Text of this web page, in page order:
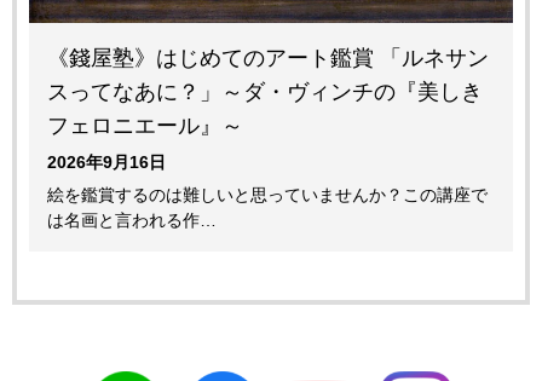
《錢屋塾》はじめてのアート鑑賞 「ルネサン
スってなあに？」～ダ・ヴィンチの『美しき
フェロニエール』～
2026年9月16日
絵を鑑賞するのは難しいと思っていませんか？この講座で
は名画と言われる作…